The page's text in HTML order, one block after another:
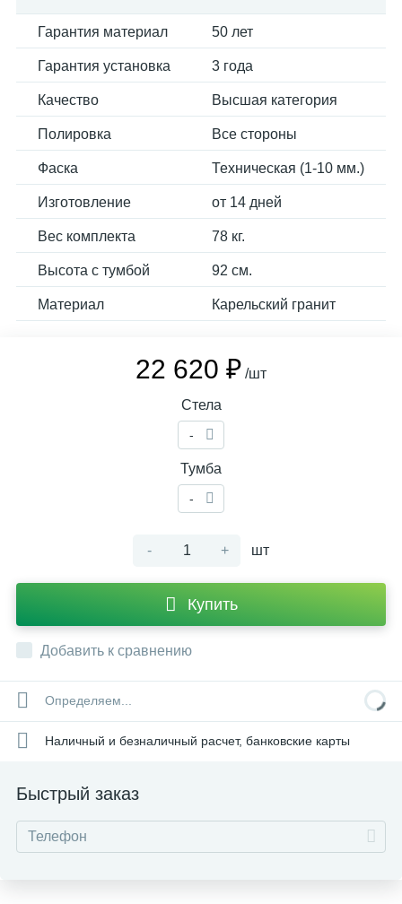
Гарантия материал 50 лет
Гарантия установка 3 года
Качество Высшая категория
Полировка Все стороны
Фаска Техническая (1-10 мм.)
Изготовление от 14 дней
Вес комплекта 78 кг.
Высота с тумбой 92 см.
Материал Карельский гранит
22 620 ₽ /шт
Стела
-
Тумба
-
- + шт
Купить
Добавить к сравнению
Определяем...
Наличный и безналичный расчет, банковские карты
Быстрый заказ